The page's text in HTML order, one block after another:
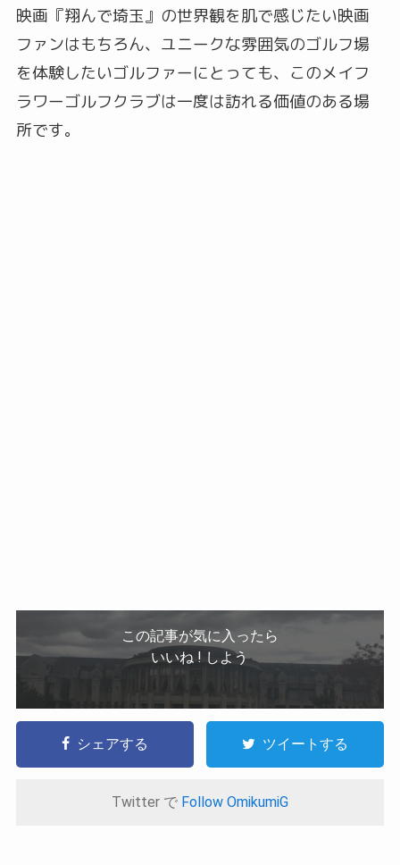
映画『翔んで埼玉』の世界観を肌で感じたい映画
ファンはもちろん、ユニークな雰囲気のゴルフ場
を体験したいゴルファーにとっても、このメイフ
ラワーゴルフクラブは一度は訪れる価値のある場
所です。
この記事が気に入ったら
いいね ! しよう
シェアする ツイートする
Twitter で Follow OmikumiG